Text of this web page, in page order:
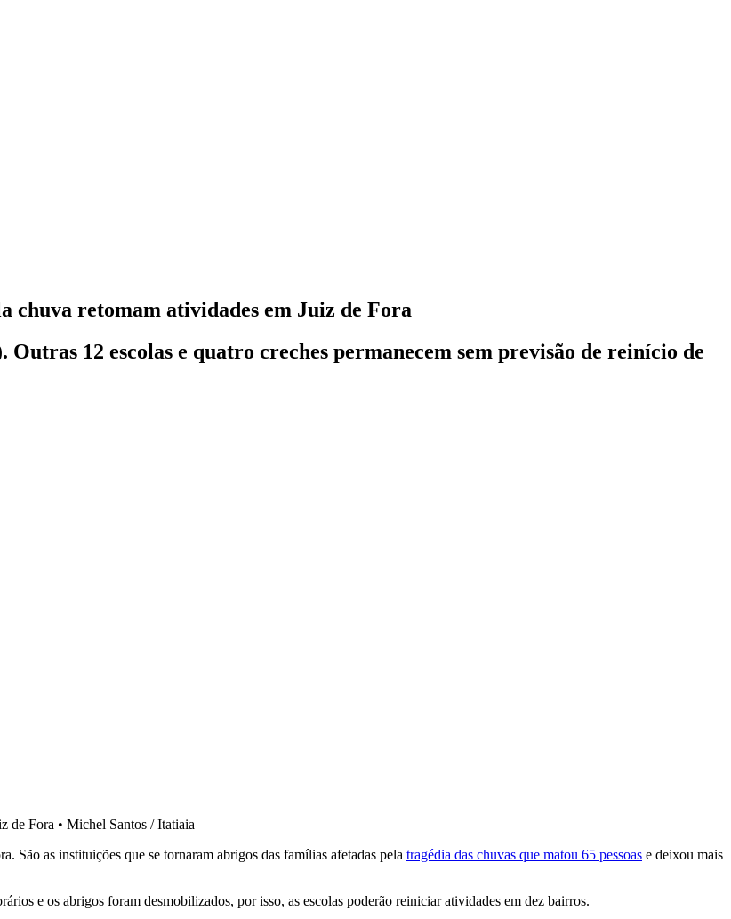
chuva retomam atividades em Juiz de Fora
12 escolas e quatro creches permanecem sem previsão de reinício de
de Fora • Michel Santos / Itatiaia
São as instituições que se tornaram abrigos das famílias afetadas pela tragédia das chuvas que matou 65 pessoas e deixou mais
e os abrigos foram desmobilizados, por isso, as escolas poderão reiniciar atividades em dez bairros.